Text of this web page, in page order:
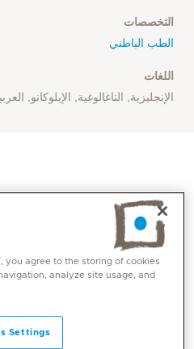
التخصصات
الطب الباطني
اللغات
الإنجليزية, التاغالوغية, الإيلوكانو,
المهارات الأساسية
you agree to the storing of cookies
analyze site usage, and
Settings